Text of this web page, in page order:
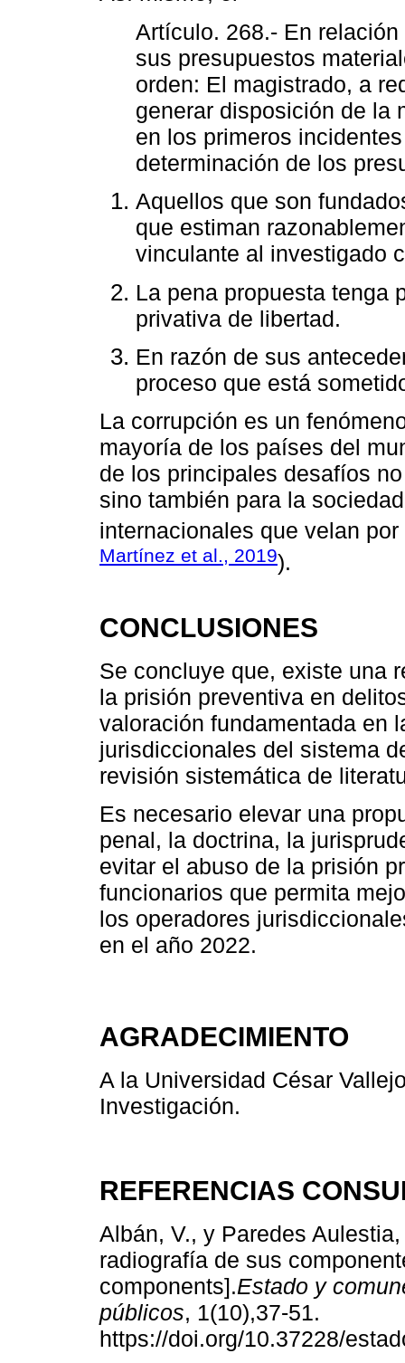
Artículo. 268.- En
sus presupuestos
orden: El magistrado, a
generar disposición de la
en los primeros
determinación de los
Aquellos que son
que estiman
vinculante al investigado
La pena propuesta tenga
privativa de libertad.
En razón de sus
proceso que está
La corrupción es un
mayoría de los países del
de los principales desafíos
sino también para la
internacionales que velan
Martínez et al., 2019).
CONCLUSIONES
Se concluye que, existe una
la prisión preventiva en
valoración fundamentada en
jurisdiccionales del sistema
revisión sistemática de
Es necesario elevar una
penal, la doctrina, la
evitar el abuso de la prisión
funcionarios que permita
los operadores
en el año 2022.
AGRADECIMIENTO
A la Universidad César
Investigación.
REFERENCIAS
Albán, V., y Paredes
radiografía de sus
components].Estado y
públicos, 1(10),37-51.
https://doi.org/10.37228/